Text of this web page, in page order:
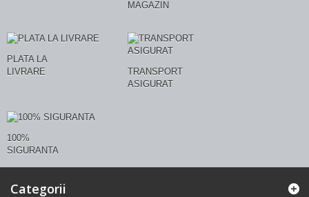
MAGAZIN
PLATA LA
LIVRARE
TRANSPORT
ASIGURAT
100%
SIGURANTA
Categorii